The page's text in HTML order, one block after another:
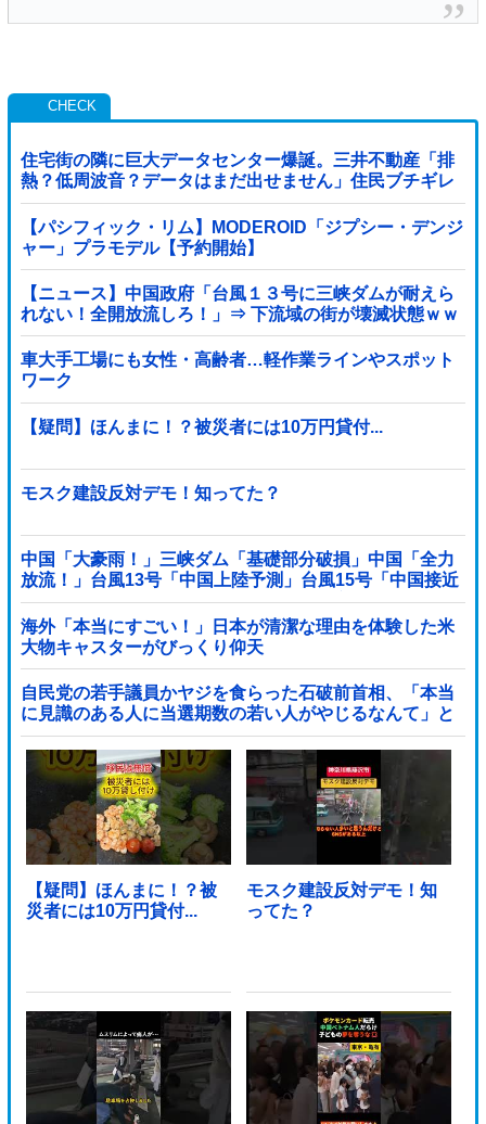
住宅街の隣に巨大データセンター爆誕。三井不動産「排
熱？低周波音？データはまだ出せません」住民ブチギレ
【パシフィック・リム】MODEROID「ジプシー・デンジ
ャー」プラモデル【予約開始】
【ニュース】中国政府「台風１３号に三峡ダムが耐えら
れない！全開放流しろ！」⇒ 下流域の街が壊滅状態ｗｗ
ｗｗｗ
車大手工場にも女性・高齢者…軽作業ラインやスポット
ワーク
【疑問】ほんまに！？被災者には10万円貸付...
モスク建設反対デモ！知ってた？
中国「大豪雨！」三峡ダム「基礎部分破損」中国「全力
放流！」台風13号「中国上陸予測」台風15号「中国接近
（画像」中国「台風同時上陸！（穀物生産が壊滅危機」
→
海外「本当にすごい！」日本が清潔な理由を体験した米
大物キャスターがびっくり仰天
自民党の若手議員かヤジを食らった石破前首相、「本当
に見識のある人に当選期数の若い人がやじるなんて」と
不満たらたらな様子を見せて……他
【疑問】ほんまに！？被
災者には10万円貸付...
モスク建設反対デモ！知
ってた？